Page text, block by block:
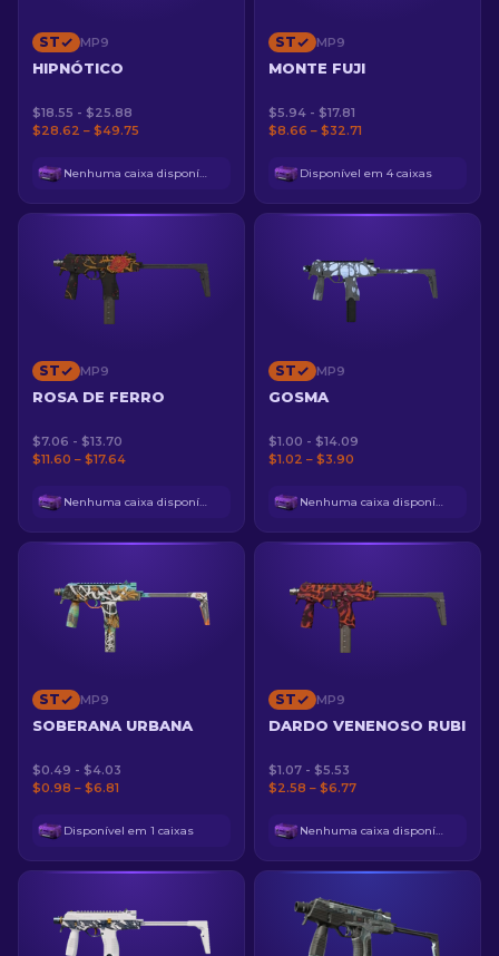
ST MP9
HIPNÓTICO
$18.55 - $25.88
$28.62 – $49.75
Nenhuma caixa disponível
ST MP9
MONTE FUJI
$5.94 - $17.81
$8.66 – $32.71
Disponível em 4 caixas
ST MP9
ROSA DE FERRO
$7.06 - $13.70
$11.60 – $17.64
Nenhuma caixa disponível
ST MP9
GOSMA
$1.00 - $14.09
$1.02 – $3.90
Nenhuma caixa disponível
ST MP9
SOBERANA URBANA
$0.49 - $4.03
$0.98 – $6.81
Disponível em 1 caixas
ST MP9
DARDO VENENOSO RUBI
$1.07 - $5.53
$2.58 – $6.77
Nenhuma caixa disponível